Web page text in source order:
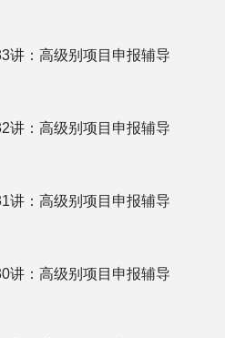
讲：高级别项目申报辅导
讲：高级别项目申报辅导
讲：高级别项目申报辅导
讲：高级别项目申报辅导